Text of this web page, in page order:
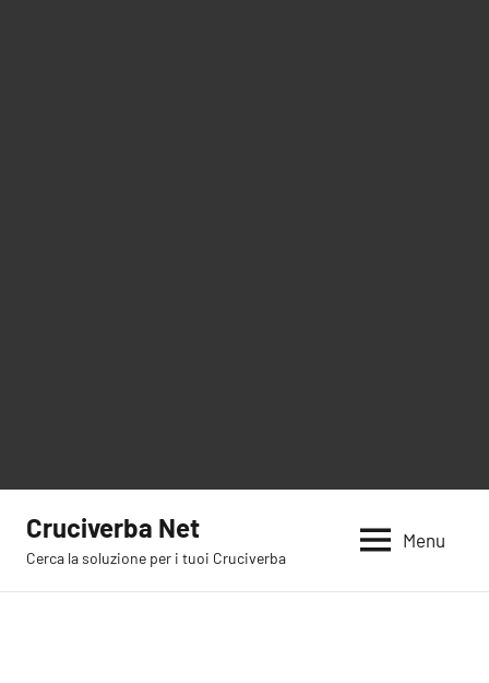
contenuto
Cruciverba Net
Cerca la soluzione per i tuoi Cruciverba
Menu